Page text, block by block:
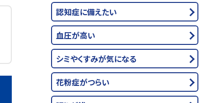
認知症に備えたい
血圧が高い
シミやくすみが気になる
花粉症がつらい